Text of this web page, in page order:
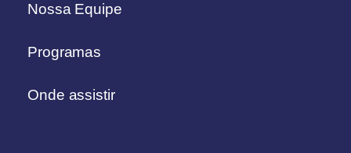
Nossa Equipe
Programas
Onde assistir